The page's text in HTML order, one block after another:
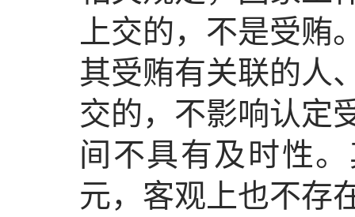
上交的，不是受贿
其受贿有关联的人
交的，不影响认定
间不具有及时性
元，客观上也不存